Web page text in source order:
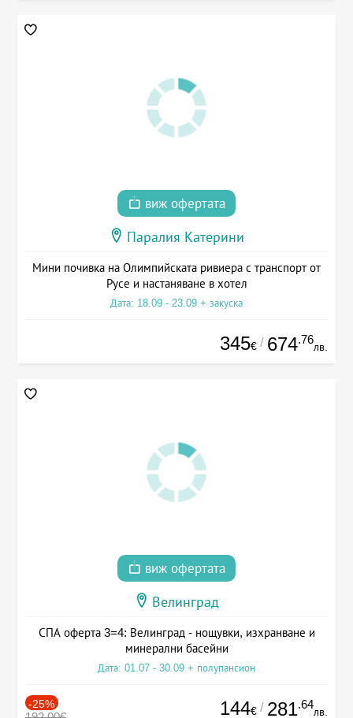
виж офертата
Паралия Катерини
Мини почивка на Олимпийската ривиера с транспорт от
Русе и настаняване в хотел
Дата: 18.09 - 23.09 + закуска
345€ / 674.76
лв.
виж офертата
Велинград
СПА оферта 3=4: Велинград - нощувки, изхранване и
минерални басейни
Дата: 01.07 - 30.09 + полупансион
-25% 144€ / 281.64
лв.